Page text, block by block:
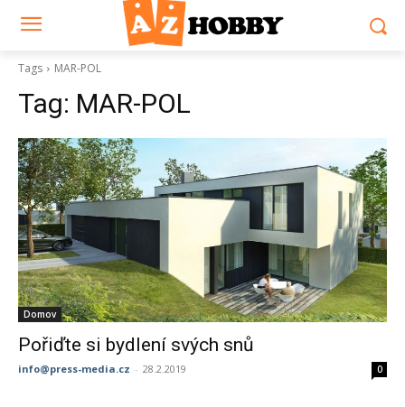
Tags MAR-POL
Tag: MAR-POL
Domov
Pořiďte si bydlení svých snů
info@press-media.cz - 28.2.2019 0